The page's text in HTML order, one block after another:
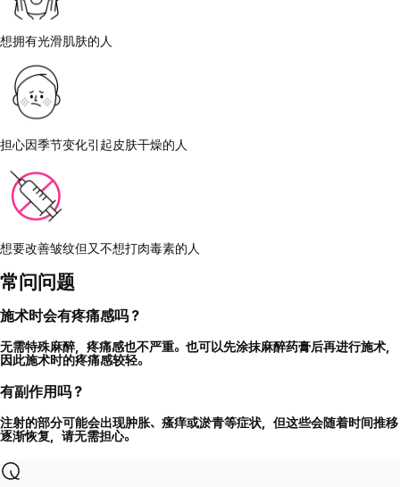
想拥有光滑肌肤的人
担心因季节变化引起皮肤干燥的人
想要改善皱纹但又不想打肉毒素的人
常问问题
施术时会有疼痛感吗？
无需特殊麻醉，疼痛感也不严重。也可以先涂抹麻醉药膏后再进行施术，
因此施术时的疼痛感较轻。
有副作用吗？
注射的部分可能会出现肿胀、瘙痒或淤青等症状，但这些会随着时间推移
逐渐恢复，请无需担心。